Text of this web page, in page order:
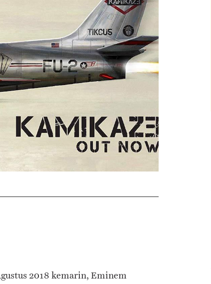
2018 kemarin, Eminem